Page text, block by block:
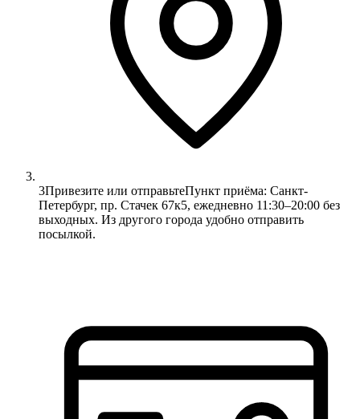
3Привезите или отправьтеПункт приёма: Санкт-
Петербург, пр. Стачек 67к5, ежедневно 11:30–20:00 без
выходных. Из другого города удобно отправить
посылкой.